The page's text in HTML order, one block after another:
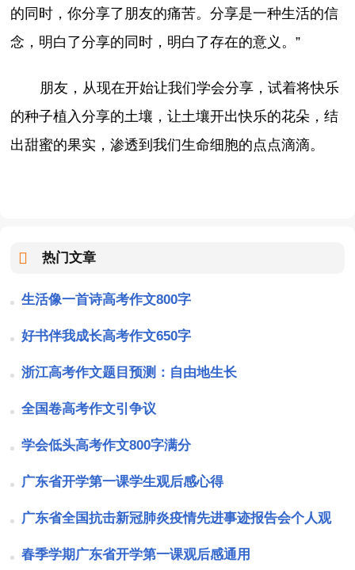
的同时，你分享了朋友的痛苦。分享是一种生活的信
念，明白了分享的同时，明白了存在的意义。”
朋友，从现在开始让我们学会分享，试着将快乐
的种子植入分享的土壤，让土壤开出快乐的花朵，结
出甜蜜的果实，渗透到我们生命细胞的点点滴滴。
热门文章
生活像一首诗高考作文800字
好书伴我成长高考作文650字
浙江高考作文题目预测：自由地生长
全国卷高考作文引争议
学会低头高考作文800字满分
广东省开学第一课学生观后感心得
广东省全国抗击新冠肺炎疫情先进事迹报告会个人观
后感
春季学期广东省开学第一课观后感通用